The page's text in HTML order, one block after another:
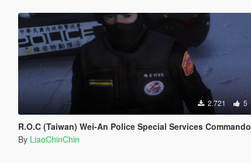
2.721 5
R.O.C (Taiwan) Wei-An Police Special Services Commando
By LiaoChinChin